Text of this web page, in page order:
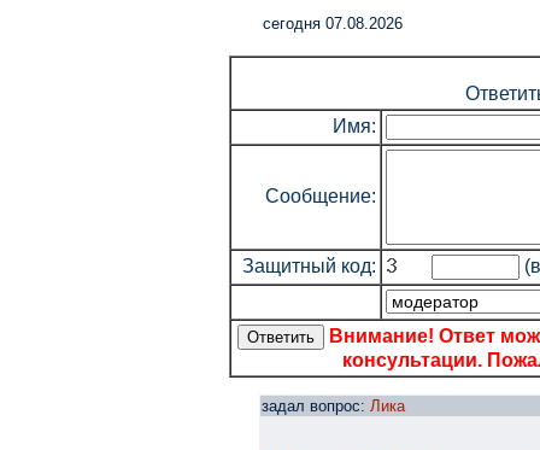
cегодня 07.08.2026
Имя:
Сообщение:
Защитный код:
Внимание! Ответ
консультации.
задал вопрос: Лика